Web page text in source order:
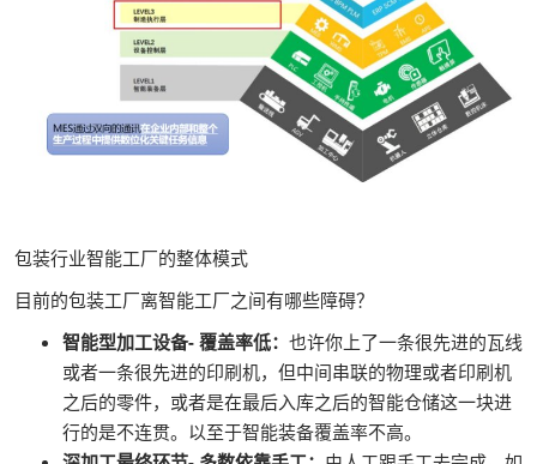
包装行业智能工厂的整体模式
目前的包装工厂离智能工厂之间有哪些障碍？
智能型加工设备- 覆盖率低： 也许你上了一条很先进的瓦线
或者一条很先进的印刷机，但中间串联的物理或者印刷机
之后的零件，或者是在最后入库之后的智能仓储这一块进
行的是不连贯。以至于智能装备覆盖率不高。